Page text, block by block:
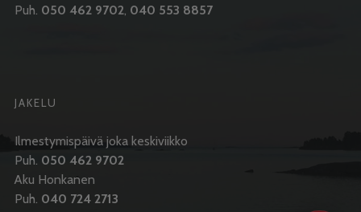
Puh. 050 462 9702, 040 553 8857
JAKELU
Ilmestymispäivä joka keskiviikko
Puh. 050 462 9702
Aku Honkanen
Puh. 040 724 2713